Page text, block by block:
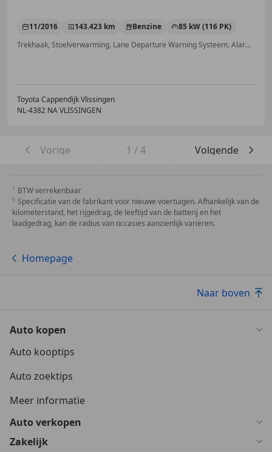
11/2016 143.423 km Benzine
85 kW (116 PK)
Trekhaak, Stoelverwarming, Lane Departure Warning Systeem, Alarm, Nieuwe APK, Parkeerhulp met camera, Adaptieve Cruise Control, Getinte ramen
Toyota Cappendijk Vlissingen
NL-4382 NA VLISSINGEN
Vorige 1 /4 Volgende
BTW verrekenbaar
Specificatie van de fabrikant voor nieuwe voertuigen. Afhankelijk van de
kilometerstand, het rijgedrag, de leeftijd van de batterij en het
laadgedrag, kan de radius van occasies aanzienlijk variëren.
Homepage
Naar boven
Auto kopen
Auto kooptips
Auto zoektips
Meer informatie
Auto verkopen
Zakelijk